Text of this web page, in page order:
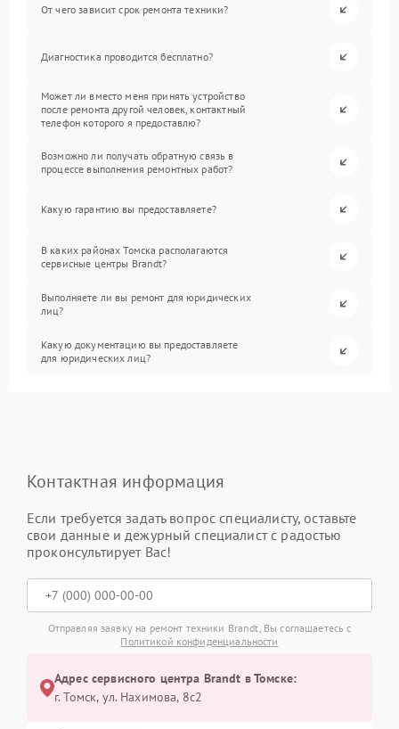
От чего зависит срок ремонта техники?
Диагностика проводится бесплатно?
Может ли вместо меня принять устройство
после ремонта другой человек, контактный
телефон которого я предоставлю?
Возможно ли получать обратную связь в
процессе выполнения ремонтных работ?
Какую гарантию вы предоставляете?
В каких районах Томска располагаются
сервисные центры Brandt?
Выполняете ли вы ремонт для юридических
лиц?
Какую документацию вы предоставляете
для юридических лиц?
Контактная информация
Если требуется задать вопрос специалисту, оставьте
свои данные и дежурный специалист с радостью
проконсультирует Вас!
Отправляя заявку на ремонт техники Brandt, Вы соглашаетесь с
Политикой конфиденциальности
Адрес сервисного центра Brandt в Томске:
г. Томск, ул. Нахимова, 8с2